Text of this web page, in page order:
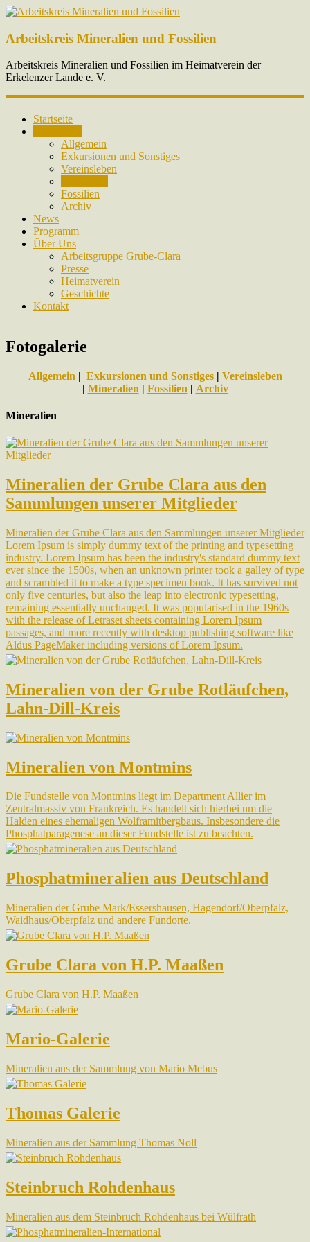
Arbeitskreis Mineralien und Fossilien
Arbeitskreis Mineralien und Fossilien im Heimatverein der
Erkelenzer Lande e. V.
Startseite
Allgemein
Exkursionen und Sonstiges
Vereinsleben
Fossilien
Archiv
News
Programm
Über Uns
Arbeitsgruppe Grube-Clara
Presse
Heimatverein
Geschichte
Kontakt
Fotogalerie
Allgemein | Exkursionen und Sonstiges| Vereinsleben
| Mineralien | Fossilien | Archiv
Mineralien
Mineralien der Grube Clara aus den
Sammlungen unserer Mitglieder
Mineralien der Grube Clara aus den Sammlungen unserer Mitglieder
Lorem Ipsum is simply dummy text of the printing and typesetting
industry. Lorem Ipsum has been the industry's standard dummy text
ever since the 1500s, when an unknown printer took a galley of type
and scrambled it to make a type specimen book. It has survived not
only five centuries, but also the leap into electronic typesetting,
remaining essentially unchanged. It was popularised in the 1960s
with the release of Letraset sheets containing Lorem Ipsum
passages, and more recently with desktop publishing software like
Aldus PageMaker including versions of Lorem Ipsum.
Mineralien von der Grube Rotläufchen,
Lahn-Dill-Kreis
Mineralien von Montmins
Die Fundstelle von Montmins liegt im Department Allier im
Zentralmassiv von Frankreich. Es handelt sich hierbei um die
Halden eines ehemaligen Wolframitbergbaus. Insbesondere die
Phosphatparagenese an dieser Fundstelle ist zu beachten.
Phosphatmineralien aus Deutschland
Mineralien der Grube Mark/Essershausen, Hagendorf/Oberpfalz,
Waidhaus/Oberpfalz und andere Fundorte.
Grube Clara von H.P. Maaßen
Grube Clara von H.P. Maaßen
Mario-Galerie
Mineralien aus der Sammlung von Mario Mebus
Thomas Galerie
Mineralien aus der Sammlung Thomas Noll
Steinbruch Rohdenhaus
Mineralien aus dem Steinbruch Rohdenhaus bei Wülfrath